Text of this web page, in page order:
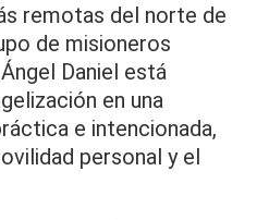
remotas del norte de
de misioneros
Daniel está
en una
e intencionada,
personal y el